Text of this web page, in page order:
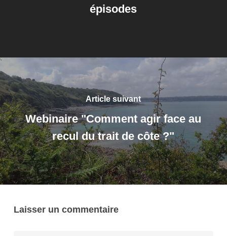
épisodes
Article suivant
Webinaire "Comment agir face au
recul du trait de côte ?"
Laisser un commentaire